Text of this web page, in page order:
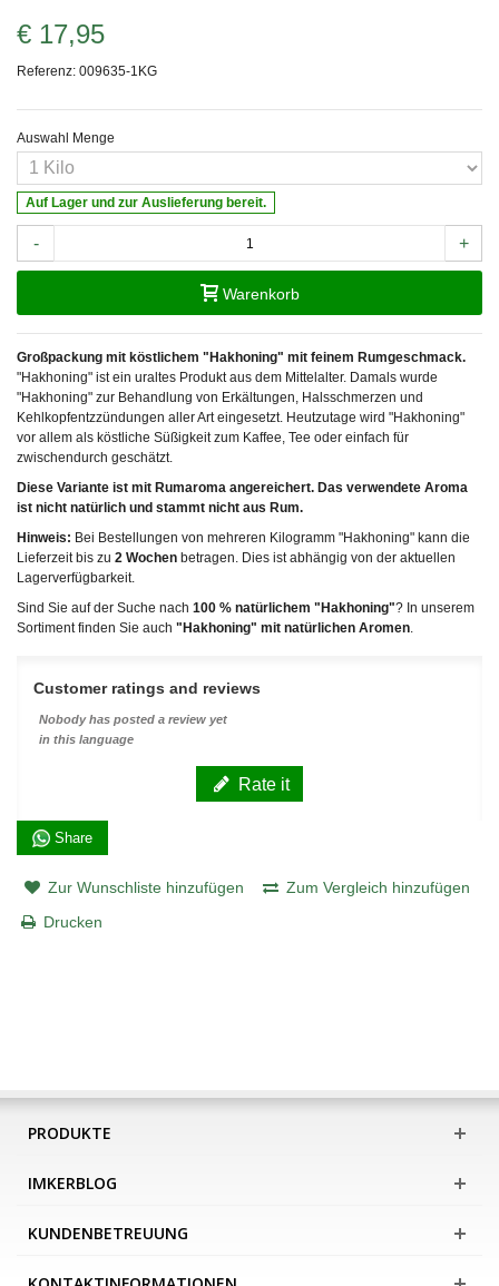
€ 17,95
Referenz: 009635-1KG
Auswahl Menge
Auf Lager und zur Auslieferung bereit.
- +
Warenkorb
Großpackung mit köstlichem "Hakhoning" mit feinem Rumgeschmack.
"Hakhoning" ist ein uraltes Produkt aus dem Mittelalter. Damals wurde
"Hakhoning" zur Behandlung von Erkältungen, Halsschmerzen und
Kehlkopfentzzündungen aller Art eingesetzt. Heutzutage wird "Hakhoning"
vor allem als köstliche Süßigkeit zum Kaffee, Tee oder einfach für
zwischendurch geschätzt.
Diese Variante ist mit Rumaroma angereichert. Das verwendete Aroma
ist nicht natürlich und stammt nicht aus Rum.
Hinweis: Bei Bestellungen von mehreren Kilogramm "Hakhoning" kann die
Lieferzeit bis zu 2 Wochen betragen. Dies ist abhängig von der aktuellen
Lagerverfügbarkeit.
Sind Sie auf der Suche nach 100 % natürlichem "Hakhoning"? In unserem
Sortiment finden Sie auch "Hakhoning" mit natürlichen Aromen.
Customer ratings and reviews
Nobody has posted a review yet
in this language
Rate it
Share
Zur Wunschliste hinzufügen
Zum Vergleich hinzufügen
Drucken
PRODUKTE
IMKERBLOG
KUNDENBETREUUNG